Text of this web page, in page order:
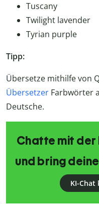
Tuscany
Twilight lavender
Tyrian purple
Tipp:
Übersetze mithilfe von
Übersetzer Farbwörter
Deutsche.
Chatte mit der
und bring
KI-